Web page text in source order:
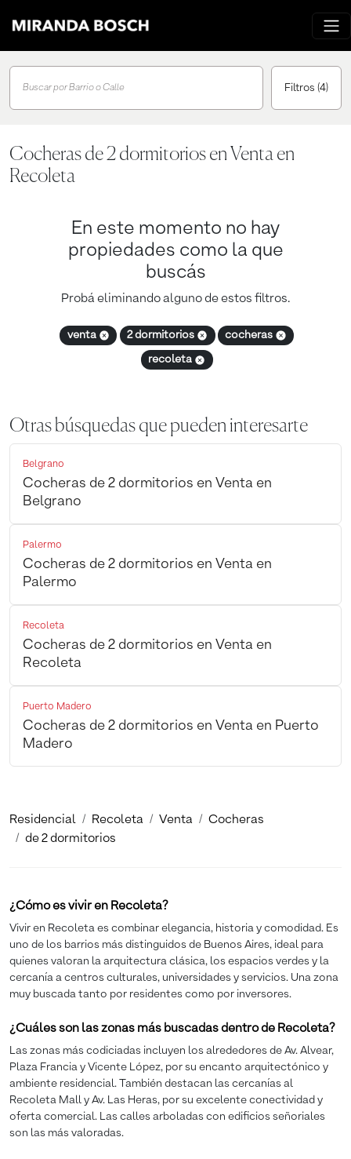
Buscar por Barrio o Calle Filtros (4)
Cocheras de 2 dormitorios en Venta en
Recoleta
En este momento no hay
propiedades como la que
buscás
Probá eliminando alguno de estos filtros.
venta 2 dormitorios cocheras
recoleta
Otras búsquedas que pueden interesarte
Belgrano
Cocheras de 2 dormitorios en Venta en
Belgrano
Palermo
Cocheras de 2 dormitorios en Venta en
Palermo
Recoleta
Cocheras de 2 dormitorios en Venta en
Recoleta
Puerto Madero
Cocheras de 2 dormitorios en Venta en Puerto
Madero
Residencial Recoleta Venta
Cocheras
de 2 dormitorios
¿Cómo es vivir en Recoleta?
Vivir en Recoleta es combinar elegancia, historia y comodidad. Es
uno de los barrios más distinguidos de Buenos Aires, ideal para
quienes valoran la arquitectura clásica, los espacios verdes y la
cercanía a centros culturales, universidades y servicios. Una zona
muy buscada tanto por residentes como por inversores.
¿Cuáles son las zonas más buscadas dentro de Recoleta?
Las zonas más codiciadas incluyen los alrededores de Av. Alvear,
Plaza Francia y Vicente López, por su encanto arquitectónico y
ambiente residencial. También destacan las cercanías al
Recoleta Mall y Av. Las Heras, por su excelente conectividad y
oferta comercial. Las calles arboladas con edificios señoriales
son las más valoradas.